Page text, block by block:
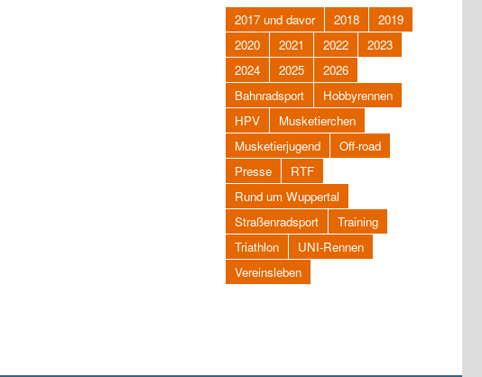
2017 und davor 2018
2019
2020
2021 2022
2023
2024
2025
2026
Bahnradsport
Hobbyrennen
HPV
Musketierchen
Musketierjugend
Off-road
Presse
RTF
Rund um Wuppertal
Straßenradsport
Training
Triathlon
UNI-Rennen
Vereinsleben